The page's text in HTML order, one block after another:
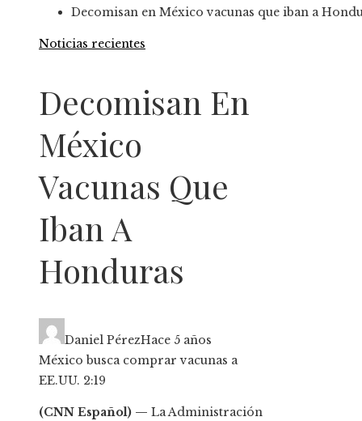
Decomisan en México vacunas que iban a
Noticias recientes
Decomisan En
México
Vacunas Que
Iban A
Honduras
Daniel PérezHace 5 años
México busca comprar vacunas a
EE.UU. 2:19
(CNN Español) — La Administración